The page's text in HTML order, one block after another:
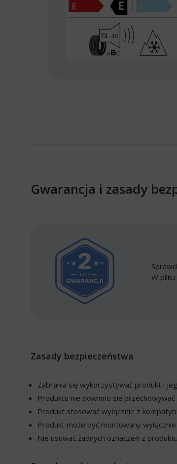
Gwarancja i zasady
W
Zasady bezpieczeństwa
Zabrania się wykorzystywać produkt i
Produktu nie powinno się
Produkt stosować wyłącznie z
Produkt może być montowany
Nie usuwać żadnych oznaczeń z